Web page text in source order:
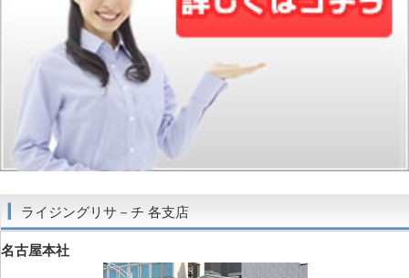
ライジングリサ－チ 各支店
名古屋本社